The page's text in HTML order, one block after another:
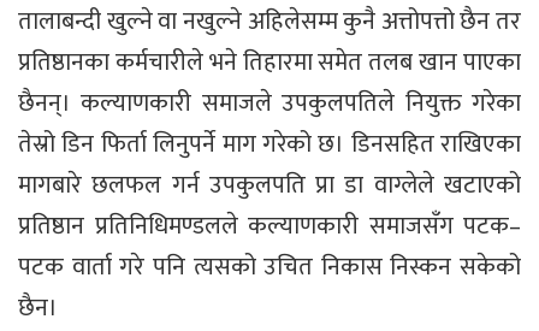
तालाबन्दी खुल्ने वा नखुल्ने अहिलेसम्म कुनै अत्तोपत्तो छैन तर
प्रतिष्ठानका कर्मचारीले भने तिहारमा समेत तलब खान पाएका
छैनन्। कल्याणकारी समाजले उपकुलपतिले नियुक्त गरेका
तेस्रो डिन फिर्ता लिनुपर्ने माग गरेको छ। डिनसहित राखिएका
मागबारे छलफल गर्न उपकुलपति प्रा डा वाग्लेले खटाएको
प्रतिष्ठान प्रतिनिधिमण्डलले कल्याणकारी समाजसँग पटक–
पटक वार्ता गरे पनि त्यसको उचित निकास निस्कन सकेको
छैन।